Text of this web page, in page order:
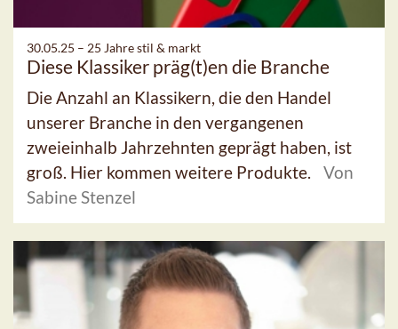
30.05.25 – 25 Jahre stil & markt
Diese Klassiker präg(t)en die Branche
Die Anzahl an Klassikern, die den Handel
unserer Branche in den vergangenen
zweieinhalb Jahrzehnten geprägt haben, ist
groß. Hier kommen weitere Produkte.
Von
Sabine Stenzel